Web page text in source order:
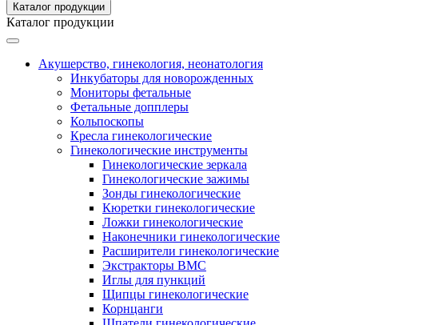
Каталог продукции
Каталог продукции
Акушерство, гинекология, неонатология
Инкубаторы для новорожденных
Мониторы фетальные
Фетальные допплеры
Кольпоскопы
Кресла гинекологические
Гинекологические инструменты
Гинекологические зеркала
Гинекологические зажимы
Зонды гинекологические
Кюретки гинекологические
Ложки гинекологические
Наконечники гинекологические
Расширители гинекологические
Экстракторы ВМС
Иглы для пункций
Щипцы гинекологические
Корнцанги